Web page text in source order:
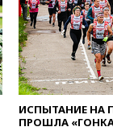
ИСПЫТАНИЕ НА
ПРОШЛА «ГОНКА